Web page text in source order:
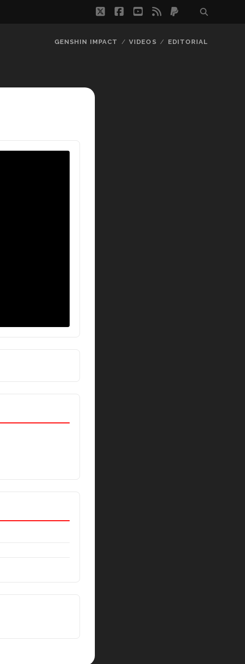
twitterfacebook
youtube
rss paypal
GENSHIN IMPACT VIDEOS EDITORIAL